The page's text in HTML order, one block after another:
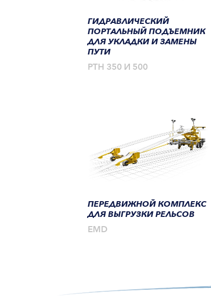
ГИДРАВЛИЧЕСКИЙ
ПОРТАЛЬНЫЙ ПОДЪЕМНИК
ДЛЯ УКЛАДКИ И ЗАМЕНЫ
ПУТИ
PTH 350 И 500
ПЕРЕДВИЖНОЙ КОМПЛЕКС
ДЛЯ ВЫГРУЗКИ РЕЛЬСОВ
EMD